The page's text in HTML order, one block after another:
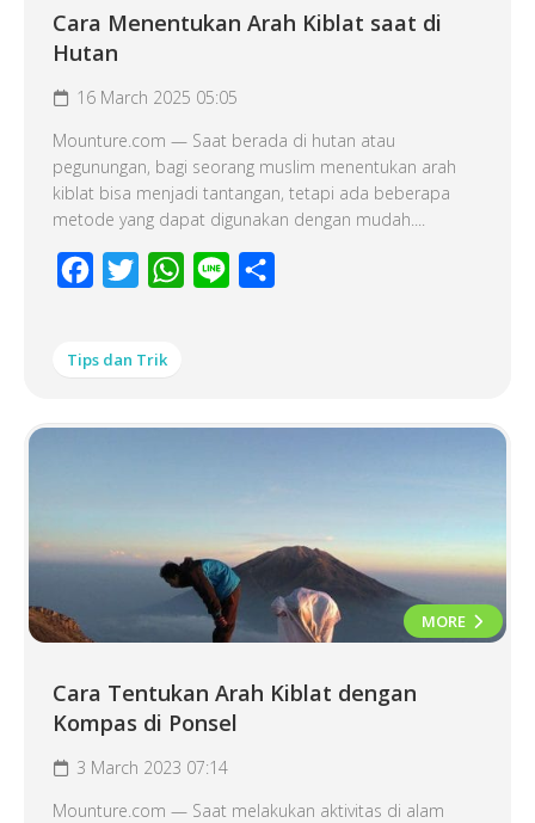
Cara Menentukan Arah Kiblat saat di
Hutan
16 March 2025 05:05
Mounture.com — Saat berada di hutan atau
pegunungan, bagi seorang muslim menentukan arah
kiblat bisa menjadi tantangan, tetapi ada beberapa
metode yang dapat digunakan dengan mudah....
Facebook
Twitter WhatsApp
Line
Tips dan Trik
MORE
Cara Tentukan Arah Kiblat dengan
Kompas di Ponsel
3 March 2023 07:14
Mounture.com — Saat melakukan aktivitas di alam